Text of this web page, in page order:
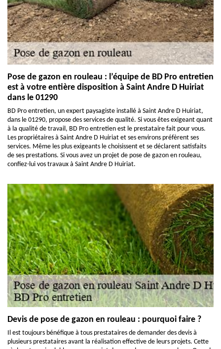
Pose de gazon en rouleau : l’équipe de BD Pro entretien
est à votre entière disposition à Saint Andre D Huiriat
dans le 01290
BD Pro entretien, un expert paysagiste installé à Saint Andre D Huiriat,
dans le 01290, propose des services de qualité. Si vous êtes exigeant quant
à la qualité de travail, BD Pro entretien est le prestataire fait pour vous.
Les propriétaires à Saint Andre D Huiriat et ses environs préfèrent ses
services. Même les plus exigeants le choisissent et se déclarent satisfaits
de ses prestations. Si vous avez un projet de pose de gazon en rouleau,
confiez-lui vos travaux à Saint Andre D Huiriat.
Devis de pose de gazon en rouleau : pourquoi faire ?
Il est toujours bénéfique à tous prestataires de demander des devis à
plusieurs prestataires avant la réalisation effective de leurs projets. Cette